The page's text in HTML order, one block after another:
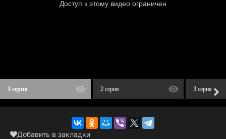
1 серия 2 серия 3 серия
Добавить в закладки